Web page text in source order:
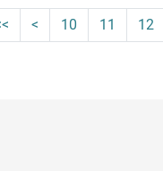
< 10 11 12